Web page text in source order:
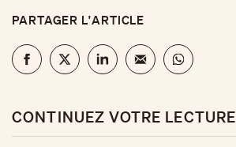
PARTAGER L'ARTICLE
CONTINUEZ VOTRE LECTURE